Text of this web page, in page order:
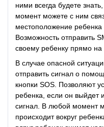
ними всегда будете
момент можете с ним
местоположение ребенка
Возможность отправить
своему ребенку прямо на
В случае опасной
отправить сигнал о
кнопки SOS. Позволяют
ребенка, если он выйдет
сигнал. В любой момент
происходит вокруг